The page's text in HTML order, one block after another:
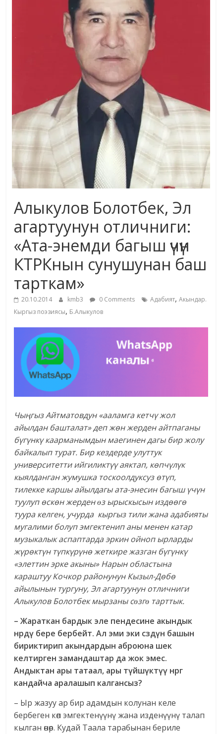
Алыкулов Болотбек, Эл
агартуунун отличниги:
«Ата-энемди багыш үчүн
КТРКнын сунушунан баш
тарткам»
20.10.2014 kmb3 0 Comments Адабият,Акындар.
Кыргыз поэзиясы, Б.Алыкулов
Чыңгыз Айтматовдун «ааламга кетчү жол
айылдан башталат» деп жөн жерден айтпаганы
бүгүнкү каарманымдын маегинен дагы бир жолу
байкалып турат. Бир кездерде улуттук
университетти ийгиликтүү аяктап, көпчүлүк
кыялданган жумушка тоскоолдуксузөтүп,
тилекке каршы айылдагы ата-энесин багыш үчүн
туулупөскөн жерденɵз ырыскысын издөөгө
туура келген, учурда кыргыз тили жана адабияты
мугалими болуп эмгектенип аны менен катар
музыкалык аспаптарда эркин ойноп ырларды
жүрөктүн түпкүрүнө жеткире жазган бүгүнкү
«элеттин эрке акыны» Нарын областына
караштуу Кочкор районунун Кызыл-Дөбө
айылынын тургуну, Эл агартуунун отличниги
Алыкулов Болотбек мырзаны сɵзгɵ тарттык.
–Жараткан бардык эле пендесине акындык
нрдү бере бербейт. Ал эми эки сздүн башын
бириктирип акындардын аброюна шек
келтирген замандаштар да жок эмес.
Андыктан ары татаал, ары түйшүктүү нрг
кандайча аралашып калгансыз?
– Ыр жазуу ар бир адамдын колунан келе
бербеген көп эмгектенүүнү жана изденүүнү талап
кылган өнөр. Кудай Таала тарабынан бериле